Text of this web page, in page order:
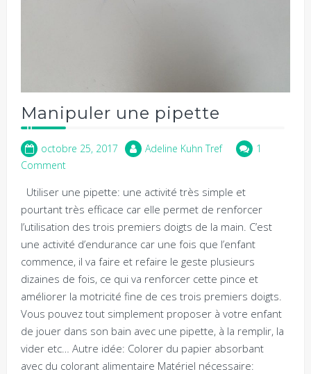
Manipuler une pipette
octobre 25, 2017 Adeline Kuhn Tref
1
Comment
Utiliser une pipette: une activité très simple et
pourtant très efficace car elle permet de renforcer
l’utilisation des trois premiers doigts de la main. C’est
une activité d’endurance car une fois que l’enfant
commence, il va faire et refaire le geste plusieurs
dizaines de fois, ce qui va renforcer cette pince et
améliorer la motricité fine de ces trois premiers doigts.
Vous pouvez tout simplement proposer à votre enfant
de jouer dans son bain avec une pipette, à la remplir, la
vider etc… Autre idée: Colorer du papier absorbant
avec du colorant alimentaire Matériel nécessaire: